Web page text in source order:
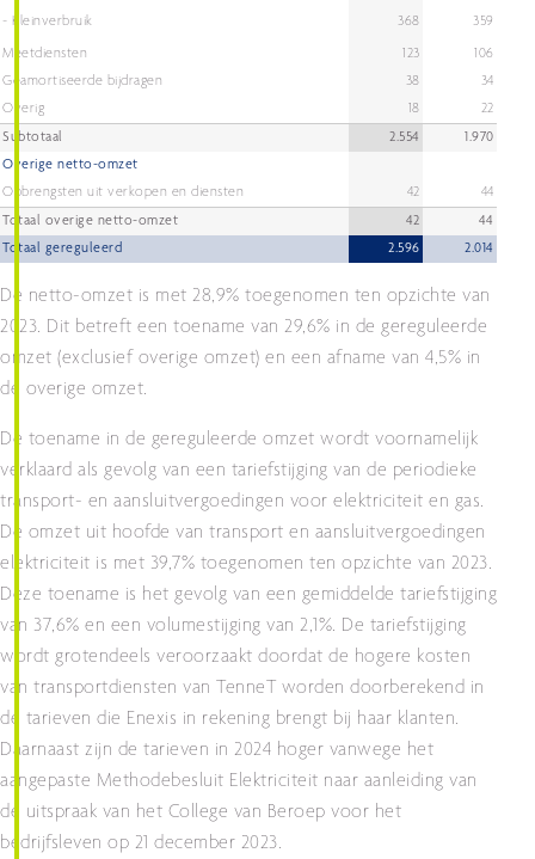
- Kleinverbruik
368 359
Meetdiensten 123
106
Geamortiseerde bijdragen
38
34
Overig
18
22
Subtotaal
2.554
1.970
Overige netto-omzet
Opbrengsten uit verkopen en diensten
42
44
Totaal overige netto-omzet
42
44
Totaal gereguleerd
2.596 2.014
De netto-omzet is met 28,9% toegenomen ten opzichte van
2023. Dit betreft een toename van 29,6% in de gereguleerde
omzet (exclusief overige omzet) en een afname van 4,5% in
de overige omzet.
De toename in de gereguleerde omzet wordt voornamelijk
verklaard als gevolg van een tariefstijging van de periodieke
transport- en aansluitvergoedingen voor elektriciteit en gas.
De omzet uit hoofde van transport en aansluitvergoedingen
elektriciteit is met 39,7% toegenomen ten opzichte van 2023.
Deze toename is het gevolg van een gemiddelde tariefstijging
van 37,6% en een volumestijging van 2,1%. De tariefstijging
wordt grotendeels veroorzaakt doordat de hogere kosten
van transportdiensten van TenneT worden doorberekend in
de tarieven die Enexis in rekening brengt bij haar klanten.
Daarnaast zijn de tarieven in 2024 hoger vanwege het
aangepaste Methodebesluit Elektriciteit naar aanleiding van
de uitspraak van het College van Beroep voor het
bedrijfsleven op 21 december 2023.